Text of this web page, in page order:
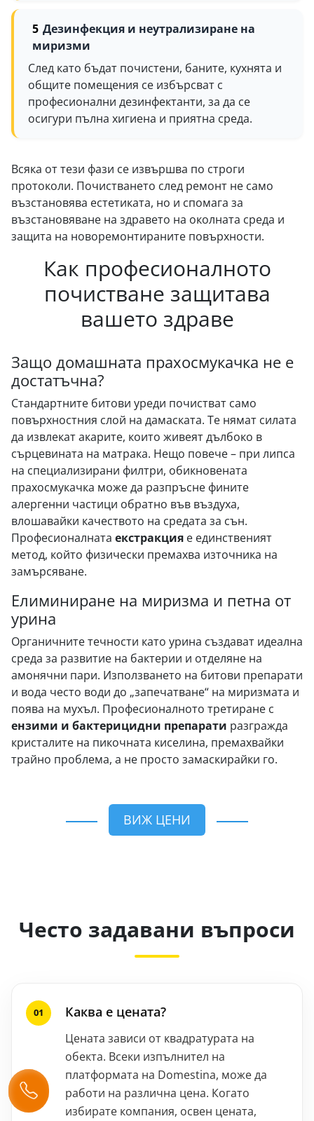
Дезинфекция и неутрализиране на
миризми
След като бъдат почистени, баните, кухнята и
общите помещения се избърсват с
професионални дезинфектанти, за да се
осигури пълна хигиена и приятна среда.
Всяка от тези фази се извършва по строги
протоколи. Почистването след ремонт не само
възстановява естетиката, но и спомага за
възстановяване на здравето на околната среда и
защита на новоремонтираните повърхности.
Как професионалното
почистване защитава
вашето здраве
Защо домашната прахосмукачка не е
достатъчна?
Стандартните битови уреди почистват само
повърхностния слой на дамаската. Те нямат силата
да извлекат акарите, които живеят дълбоко в
сърцевината на матрака. Нещо повече – при липса
на специализирани филтри, обикновената
прахосмукачка може да разпръсне фините
алергенни частици обратно във въздуха,
влошавайки качеството на средата за сън.
Професионалната екстракция е единственият
метод, който физически премахва източника на
замърсяване.
Елиминиране на миризма и петна от
урина
Органичните течности като урина създават идеална
среда за развитие на бактерии и отделяне на
амонячни пари. Използването на битови препарати
и вода често води до „запечатване“ на миризмата и
поява на мухъл. Професионалното третиране с
ензими и бактерицидни препарати разгражда
кристалите на пикочната киселина, премахвайки
трайно проблема, а не просто замаскирайки го.
ВИЖ ЦЕНИ
Често задавани въпроси
Каква е цената?
Цената зависи от квадратурата на
обекта. Всеки изпълнител на
платформата на Domestina, може да
работи на различна цена. Когато
избирате компания, освен цената,